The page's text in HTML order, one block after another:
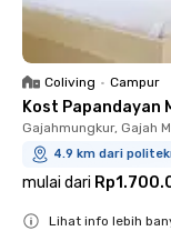
Coliving • Campur
Kost Papandayan
Gajahmungkur, Gajah
4.9 km dari
mulai dari
Lihat info lebih